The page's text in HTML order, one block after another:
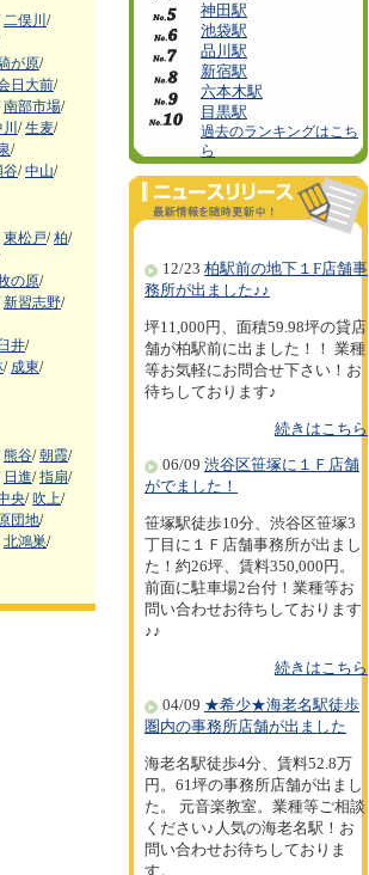
二俣川 /
が原/
日大前/
南部市場/
/ 生麦/
/
谷/ 中山/
東松戸/ 柏/
の原/
新習志野/
井/
/ 成東/
熊谷/ 朝霞/
日進/ 指扇/
央/ 吹上/
団地/
北鴻巣/
神田駅
池袋駅
品川駅
新宿駅
六本木駅
目黒駅
過去のランキングはこち
ら
12/23 柏駅前の地下１F店舗事
務所が出ました♪♪
坪11,000円、面積59.98坪の貸店
舗が柏駅前に出ました！！ 業種
等お気軽にお問合せ下さい！お
待ちしております♪
続きはこちら
06/09 渋谷区笹塚に１Ｆ店舗
がでました！
笹塚駅徒歩10分、渋谷区笹塚3
丁目に１Ｆ店舗事務所が出まし
た！約26坪、賃料350,000円。
前面に駐車場2台付！業種等お
問い合わせお待ちしております
♪♪
続きはこちら
04/09 ★希少★海老名駅徒歩
圏内の事務所店舗が出ました
海老名駅徒歩4分、賃料52.8万
円。61坪の事務所店舗が出まし
た。 元音楽教室。業種等ご相談
ください♪人気の海老名駅！お
問い合わせお待ちしておりま
す。